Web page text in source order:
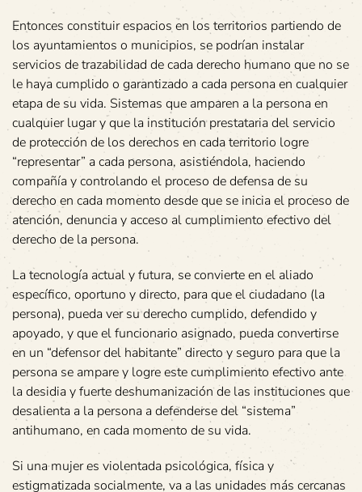
Entonces constituir espacios en los territorios partiendo de
los ayuntamientos o municipios, se podrían instalar
servicios de trazabilidad de cada derecho humano que no se
le haya cumplido o garantizado a cada persona en cualquier
etapa de su vida. Sistemas que amparen a la persona en
cualquier lugar y que la institución prestataria del servicio
de protección de los derechos en cada territorio logre
“representar” a cada persona, asistiéndola, haciendo
compañía y controlando el proceso de defensa de su
derecho en cada momento desde que se inicia el proceso de
atención, denuncia y acceso al cumplimiento efectivo del
derecho de la persona.
La tecnología actual y futura, se convierte en el aliado
específico, oportuno y directo, para que el ciudadano (la
persona), pueda ver su derecho cumplido, defendido y
apoyado, y que el funcionario asignado, pueda convertirse
en un “defensor del habitante” directo y seguro para que la
persona se ampare y logre este cumplimiento efectivo ante
la desidia y fuerte deshumanización de las instituciones que
desalienta a la persona a defenderse del “sistema”
antihumano, en cada momento de su vida.
Si una mujer es violentada psicológica, física y
estigmatizada socialmente, va a las unidades más cercanas